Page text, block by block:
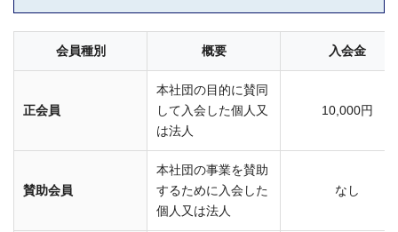
会員種別 概要 入会金
正会員
本社団の目的に賛同
して入会した個人又
は法人
10,000円
賛助会員
本社団の事業を賛助
するために入会した
個人 又は法人
なし